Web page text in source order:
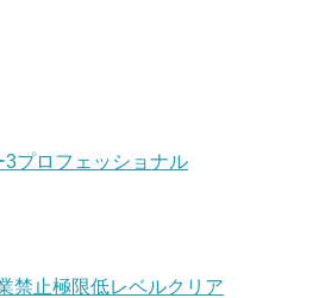
3プロフェッショナル
禁止極限低レベルクリア